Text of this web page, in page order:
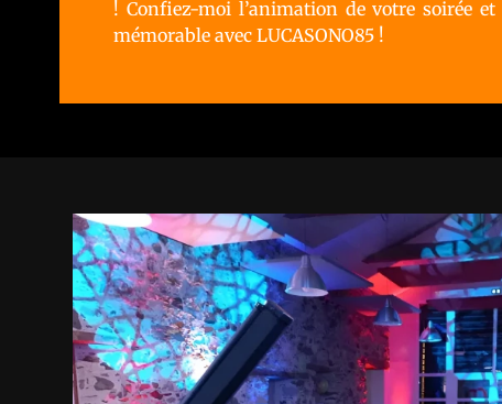
! Confiez-moi l’animation de votre soirée
mémorable avec LUCASONO85 !